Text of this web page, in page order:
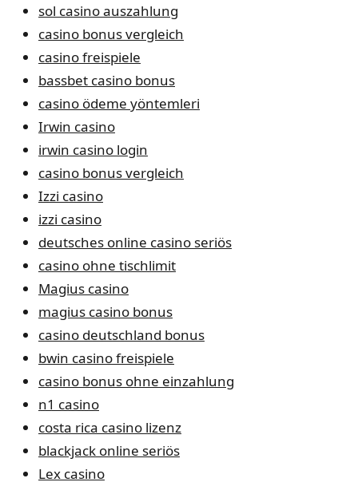
sol casino auszahlung
casino bonus vergleich
casino freispiele
bassbet casino bonus
casino ödeme yöntemleri
Irwin casino
irwin casino login
casino bonus vergleich
Izzi casino
izzi casino
deutsches online casino seriös
casino ohne tischlimit
Magius casino
magius casino bonus
casino deutschland bonus
bwin casino freispiele
casino bonus ohne einzahlung
n1 casino
costa rica casino lizenz
blackjack online seriös
Lex casino